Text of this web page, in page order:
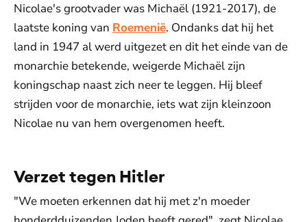
Nicolae's grootvader was Michaël (1921-2017), de
laatste koning van Roemenië. Ondanks dat hij het
land in 1947 al werd uitgezet en dit het einde van de
monarchie betekende, weigerde Michaël zijn
koningschap naast zich neer te leggen. Hij bleef
strijden voor de monarchie, iets wat zijn kleinzoon
Nicolae nu van hem overgenomen heeft.
Verzet tegen Hitler
"We moeten erkennen dat hij met z'n moeder